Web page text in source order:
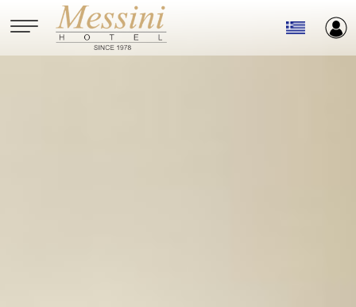
Παράκαμψη προς το κυρίως περιεχόμενο